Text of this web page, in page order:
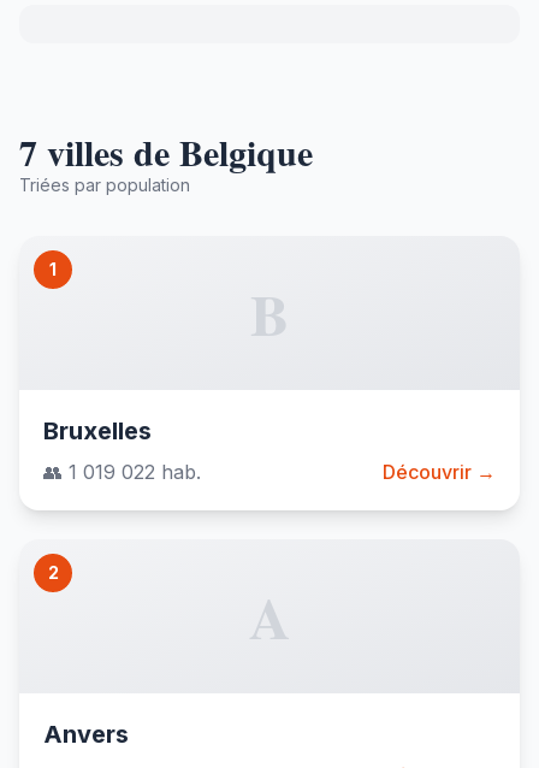
7 villes de Belgique
Triées par population
1
B
Bruxelles
👥 1 019 022 hab. Découvrir →
2
A
Anvers